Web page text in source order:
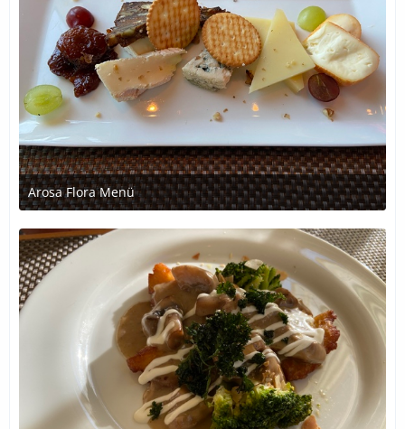
Arosa Flora Menü
1. Juli 2020 um 21:24